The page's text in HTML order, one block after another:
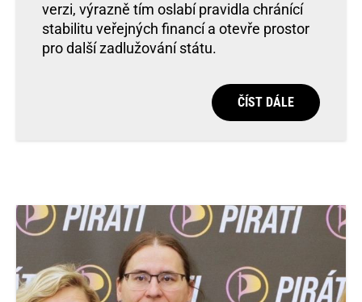
verzi, výrazně tím oslabí pravidla chránící
stabilitu veřejných financí a otevře prostor
pro další zadlužování státu.
ČÍST DÁLE